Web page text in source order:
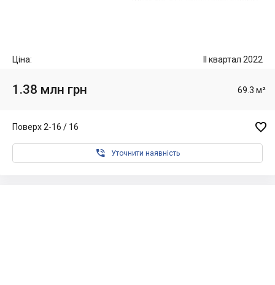
Ціна: II квартал 2022
1.38 млн грн 69.3 м²
Поверх 2-16 / 16 
 Уточнити наявність